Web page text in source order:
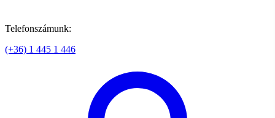
Telefonszámunk:
(+36) 1 445 1 446